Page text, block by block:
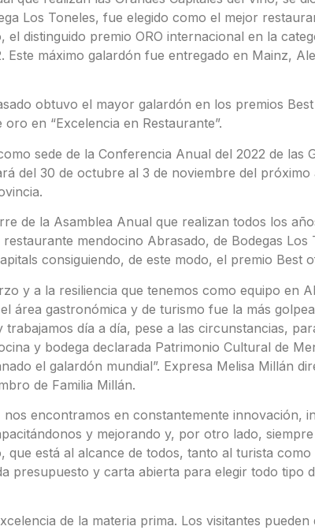
Los Toneles, fue elegido como el mejor
el distinguido premio ORO internacional en la
máximo galardón fue entregado en Mainz,
obtuvo el mayor galardón en los premios Best
en “Excelencia en Restaurante”.
sede de la Conferencia Anual del 2022 de las
del 30 de octubre al 3 de noviembre del
de la Asamblea Anual que realizan todos los
mendocino Abrasado, de Bodegas Los
consiguiendo, de este modo, el premio Best
y a la resiliencia que tenemos como equipo en
área gastronómica y de turismo fue la más
día a día, pese a las circunstancias,
y bodega declarada Patrimonio Cultural de
el galardón mundial”. Expresa Melisa Millán
de Familia Millán.
encontramos en constantemente innovación,
y mejorando y, por otro lado,
que está al alcance de todos, tanto al turista como
presupuesto y carta abierta para elegir todo tipo
de la materia prima. Los visitantes pueden